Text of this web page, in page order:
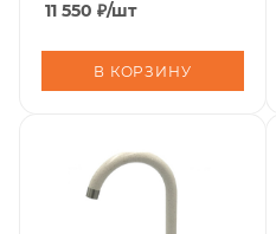
11 550 ₽/шт
В КОРЗИНУ